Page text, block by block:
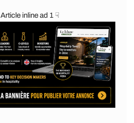
Article inline ad 1 ☟